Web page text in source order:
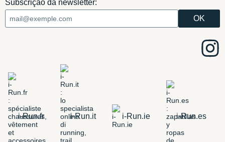
Subscrição da newsletter:
i-Run.fr i-Run.it i-Run.ie i-Run.es